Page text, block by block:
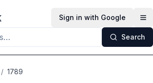
Sign in with Google
Search
/ 1789